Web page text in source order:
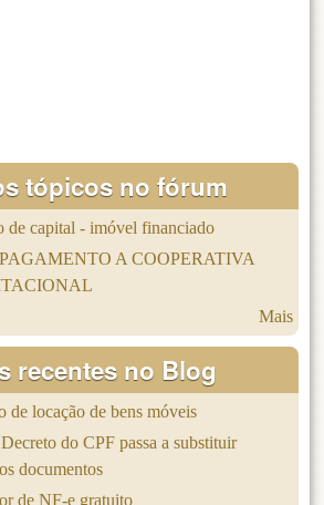
tópicos no fórum
de capital - imóvel financiado
A COOPERATIVA
Mais
recentes no Blog
de locação de bens móveis
do CPF passa a substituir
documentos
de NF-e gratuito